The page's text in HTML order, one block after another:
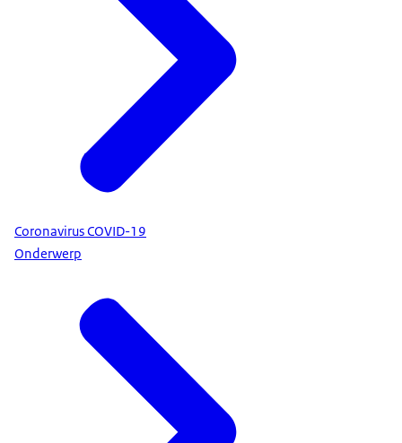
Coronavirus COVID-19
Onderwerp